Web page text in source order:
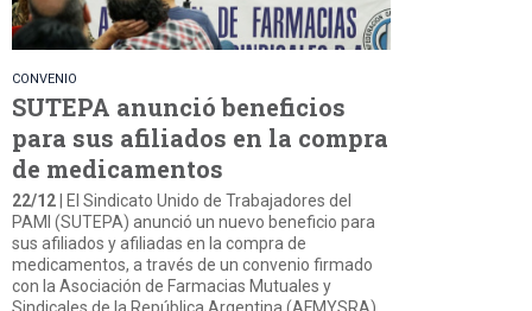
CONVENIO
SUTEPA anunció beneficios
para sus afiliados en la compra
de medicamentos
22/12 | El Sindicato Unido de Trabajadores del
PAMI (SUTEPA) anunció un nuevo beneficio para
sus afiliados y afiliadas en la compra de
medicamentos, a través de un convenio firmado
con la Asociación de Farmacias Mutuales y